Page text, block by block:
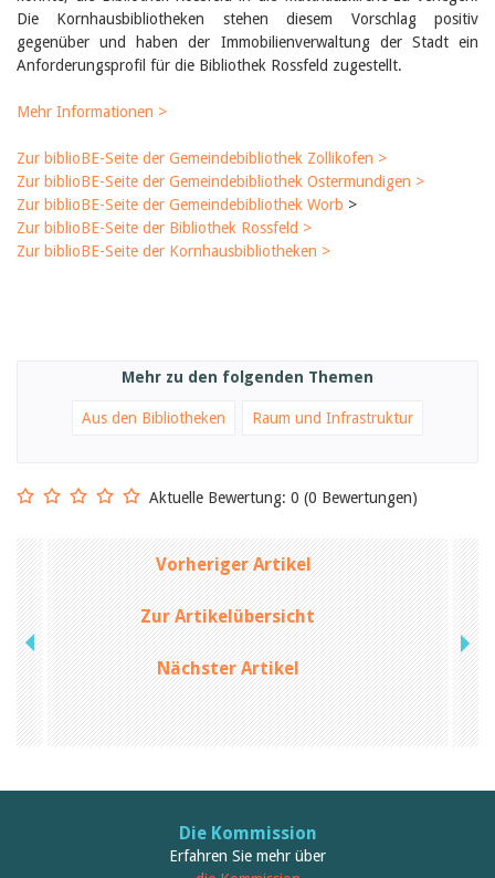
Céline Graf
Felicitas Isler
Andrea Grichting
Therese von Weissenfluh
Manuela Nyffeler-Lanker
Archiv
Juni 2026
März 2026
Dezember 2025
2020
2019
2017
2016
2015
2014
2013
2012
Die Kornhausbibliotheken stehen diesem Vorschlag positiv
gegenüber und haben der Immobilienverwaltung der Stadt ein
Anforderungsprofil für die Bibliothek Rossfeld zugestellt.
Mehr Informationen >
Zur biblioBE-Seite der Gemeindebibliothek Zollikofen >
Zur biblioBE-Seite der Gemeindebibliothek Ostermundigen >
Zur biblioBE-Seite der Gemeindebibliothek Worb >
Zur biblioBE-Seite der Bibliothek Rossfeld >
Zur biblioBE-Seite der Kornhausbibliotheken >
Mehr zu den folgenden Themen
Aus den Bibliotheken Raum und Infrastruktur
Aktuelle Bewertung: 0 (0 Bewertungen)
Vorheriger Artikel
Zur Artikelübersicht
Nächster Artikel
Die Kommission
Erfahren Sie mehr über